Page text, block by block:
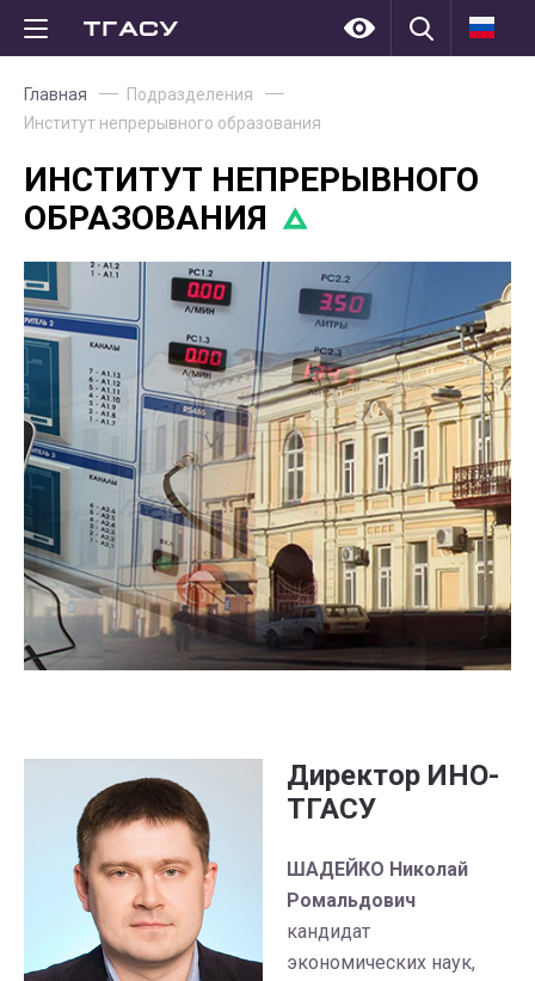
Главная
Подразделения
Институт непрерывного образования
ИНСТИТУТ НЕПРЕРЫВНОГО
ОБРАЗОВАНИЯ
Директор ИНО-
ТГАСУ
ШАДЕЙКО Николай
Ромальдович
кандидат
экономических наук,